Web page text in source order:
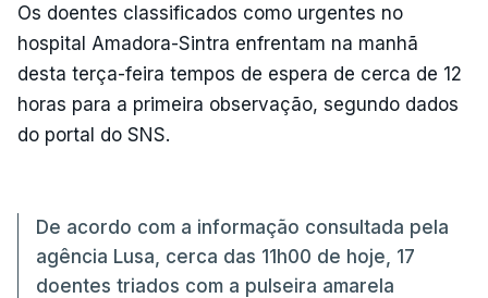
Os doentes classificados como urgentes no
hospital Amadora-Sintra enfrentam na manhã
desta terça-feira tempos de espera de cerca de 12
horas para a primeira observação, segundo dados
do portal do SNS.
De acordo com a informação consultada pela
agência Lusa, cerca das 11h00 de hoje, 17
doentes triados com a pulseira amarela